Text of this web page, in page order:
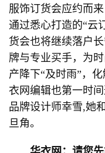
服饰订货会应约而
通过悉心打造的“云
货会也将继续落户
牌与专业买手，为
产降下“及时雨”，
衣网编辑也第一时
品牌设计师幸雪,她
旦角。